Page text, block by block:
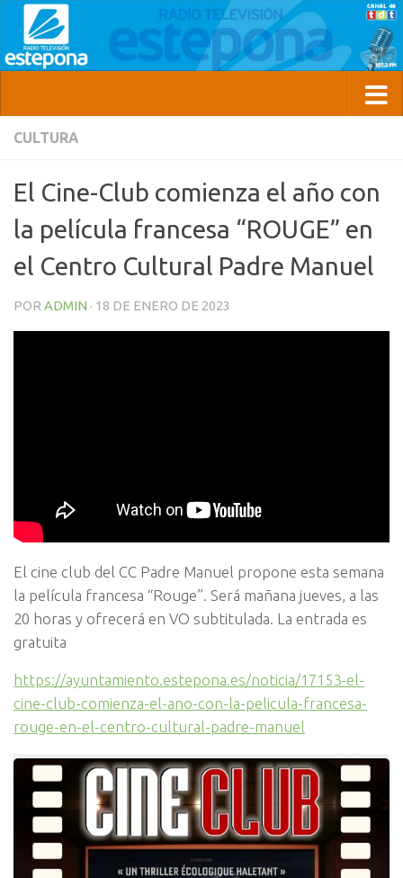
CULTURA
El Cine-Club comienza el año con
la película francesa “ROUGE” en
el Centro Cultural Padre Manuel
POR ADMIN · 18 DE ENERO DE 2023
El cine club del CC Padre Manuel propone esta semana
la película francesa “Rouge”. Será mañana jueves, a las
20 horas y ofrecerá en VO subtitulada. La entrada es
gratuita
https://ayuntamiento.estepona.es/noticia/17153-el-
cine-club-comienza-el-ano-con-la-pelicula-francesa-
rouge-en-el-centro-cultural-padre-manuel